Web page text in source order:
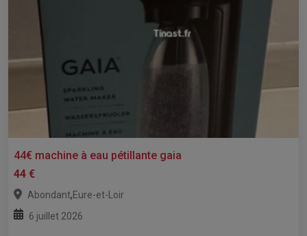
44€ machine à eau pétillante gaia
44 €
Abondant,Eure-et-Loir
6 juillet 2026